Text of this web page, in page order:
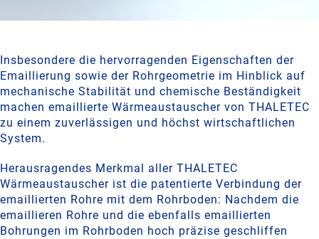
Insbesondere die hervorragenden Eigenschaften der
Emaillierung sowie der Rohrgeometrie im Hin­blick auf
mechanische Stabilität und chemische Beständigkeit
machen emaillierte Wärmeaustauscher von THALETEC
zu einem zuverlässigen und höchst wirtschaftlichen
System.
Herausragendes Merkmal aller THALETEC
Wärmeaustauscher ist die patentierte Verbindung der
emaillierten Rohre mit dem Rohrboden: Nachdem die
emaillieren Rohre und die ebenfalls emaillierten
Bohrungen im Rohrboden hoch präzise geschliffen